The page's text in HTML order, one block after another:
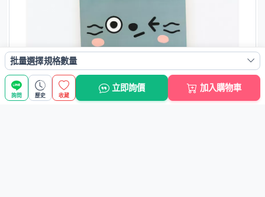
批量選擇規格數量
詢問 歷史 收藏
立即詢價 加入購物車